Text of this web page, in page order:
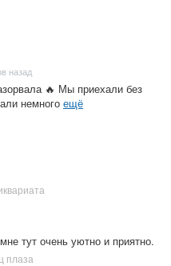
назад
🔥 Мы приехали без
немного ещё
тут очень уютно и приятно.
плаза